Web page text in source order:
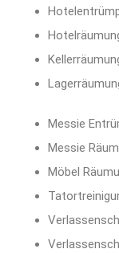
Messie
Messie
Möbel